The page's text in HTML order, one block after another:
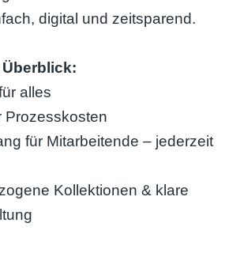
digital und zeitsparend.
Überblick:
alles
Prozesskosten
für Mitarbeitende – jederzeit
Kollektionen & klare